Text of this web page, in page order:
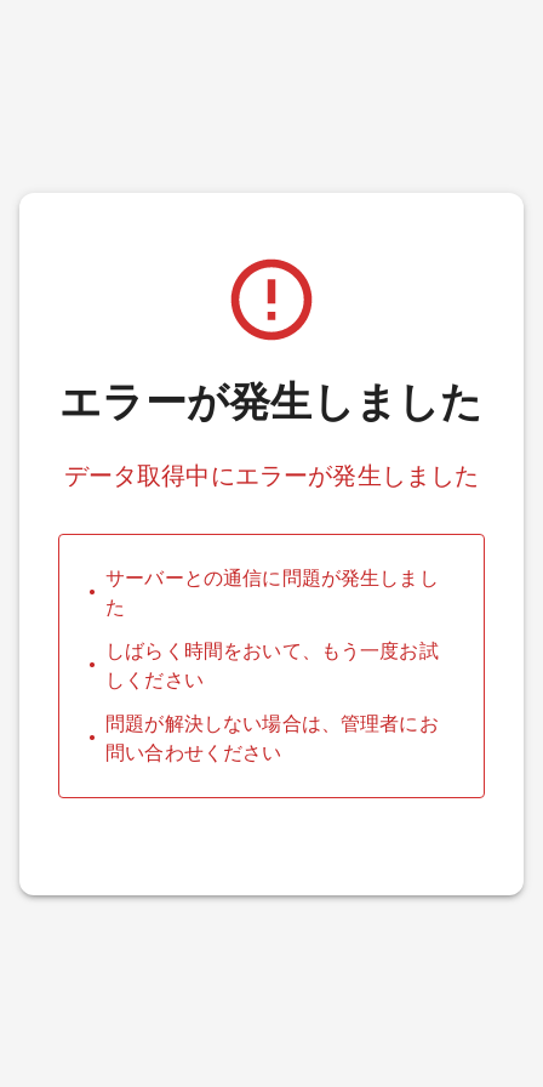
エラーが発生しました
データ取得中にエラーが発生しました
サーバーとの通信に問題が発生しまし
た
しばらく時間をおいて、もう一度お試
しください
問題が解決しない場合は、管理者にお
問い合わせください